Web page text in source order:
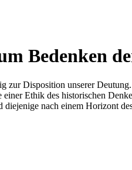
Bedenken
zur Disposition unserer
Ethik des historischen
nach einem Horizont